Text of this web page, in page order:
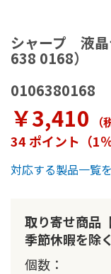
シャープ 液
638 0168）
0106380168
￥3,410
34 ポイント（1％
対応する製品一覧
取り寄せ商品
季節休暇を除く
個数
メ
ー
ジ
ャ
リ
ー
の
最
初
動
す
る